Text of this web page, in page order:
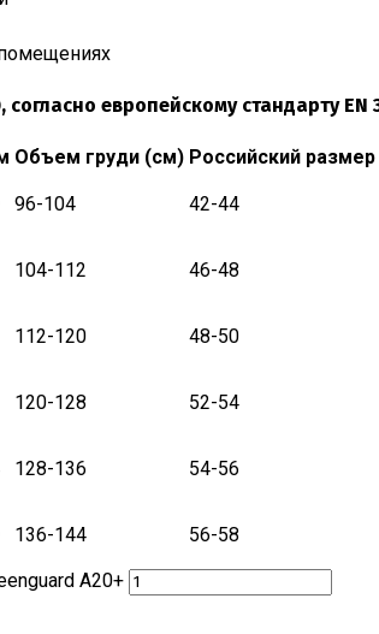
европейскому стандарту EN
Объем груди (см) Российский размер
96-104 42-44
104-112 46-48
112-120 48-50
120-128 52-54
128-136 54-56
136-144
56-58
A20+